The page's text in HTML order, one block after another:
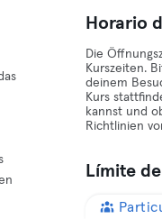
Horario
Die
Kurszeiten.
deinem
Kurs
kannst und
Richtlinien
Límite